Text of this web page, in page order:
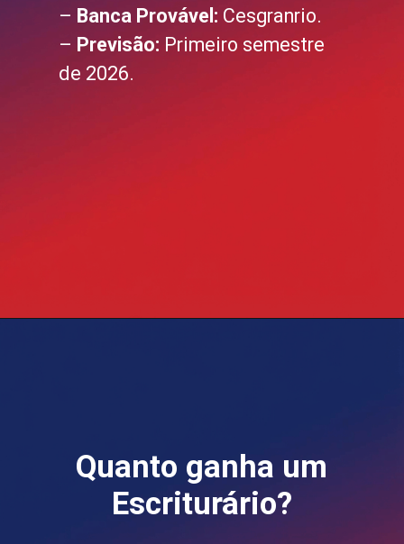
– Banca Provável: Cesgranrio.
– Previsão: Primeiro semestre
de 2026.
Quanto ganha um
Escriturário?